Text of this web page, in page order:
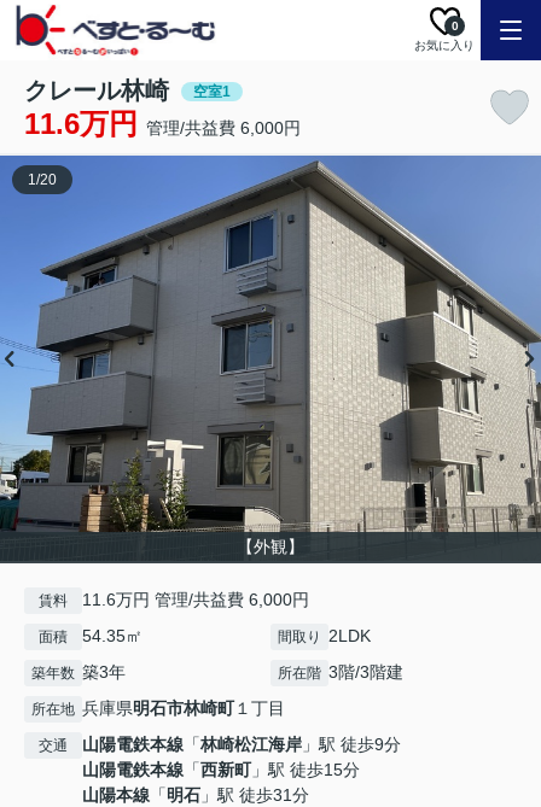
お気に入り
0
クレール林崎 空室1
11.6万円 管理/共益費 6,000円
【外観】
1/20
賃料 11.6万円 管理/共益費 6,000円
面積 54.35㎡ 間取り 2LDK
築年数 築3年 所在階 3階/3階建
所在地 兵庫県明石市林崎町１丁目
交通 山陽電鉄本線 「林崎松江海岸 」駅 徒歩9分
山陽電鉄本線 「西新町」駅 徒歩15分
山陽本線 「明石 」駅 徒歩31分